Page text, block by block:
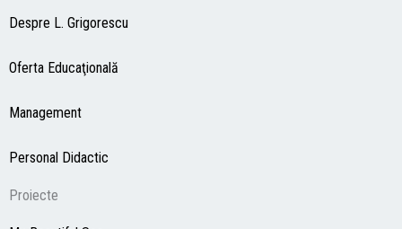
Despre L. Grigorescu
Oferta Educaţională
Management
Personal Didactic
Proiecte